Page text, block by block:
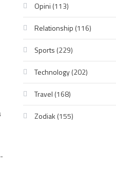
Opini (113)
Relationship (116)
Sports (229)
Technology(202)
Travel (168)
Zodiak (155)